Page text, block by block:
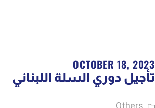
OCTOBER 18, 2023
تأجيل دوري السلة اللبناني
Others